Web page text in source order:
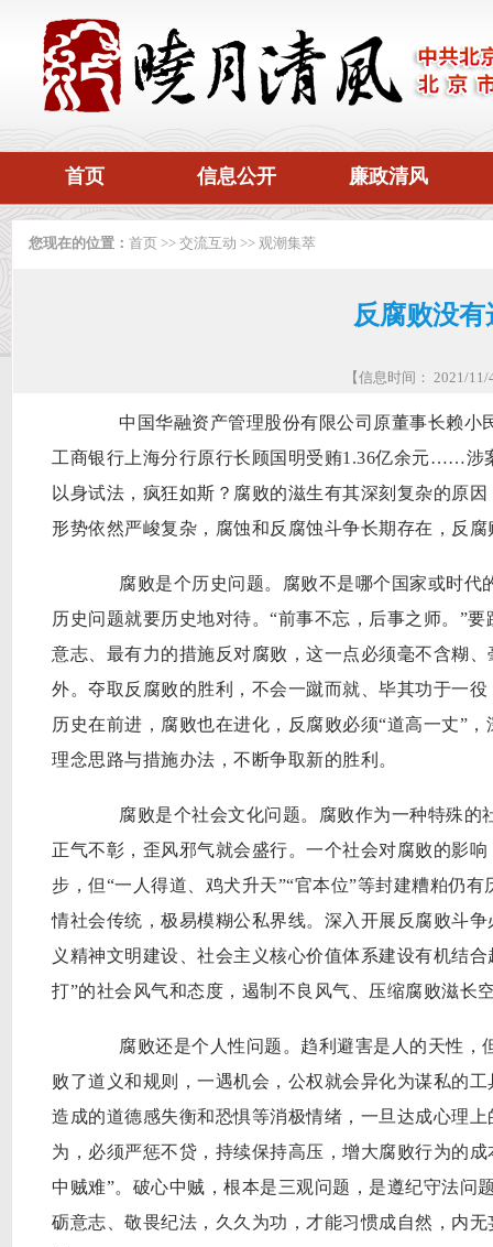
首页 信息公开 廉政清风
您现在的位置： 首页 >> 交流互动 >> 观潮集萃
反腐败没
【信息时间： 2021/
中国华融资产管理股份有限公司原董事长赖小
工商银行上海分行原行长顾国明受贿1.36亿余元……涉
以身试法，疯狂如斯？腐败的滋生有其深刻复杂的原
形势依然严峻复杂，腐蚀和反腐蚀斗争长期存在，反
腐败是个历史问题。腐败不是哪个国家或时代
历史问题就要历史地对待。“前事不忘，后事之师。”
意志、最有力的措施反对腐败，这一点必须毫不含糊
外。夺取反腐败的胜利，不会一蹴而就、毕其功于一
历史在前进，腐败也在进化，反腐败必须“道高一丈”
理念思路与措施办法，不断争取新的胜利。
腐败是个社会文化问题。腐败作为一种特殊的
正气不彰，歪风邪气就会盛行。一个社会对腐败的影
步，但“一人得道、鸡犬升天”“官本位”等封建糟粕仍
情社会传统，极易模糊公私界线。深入开展反腐败斗
义精神文明建设、社会主义核心价值体系建设有机结
打”的社会风气和态度，遏制不良风气、压缩腐败滋长
腐败还是个人性问题。趋利避害是人的天性，
败了道义和规则，一遇机会，公权就会异化为谋私的
造成的道德感失衡和恐惧等消极情绪，一旦达成心理
为，必须严惩不贷，持续保持高压，增大腐败行为的
中贼难”。破心中贼，根本是三观问题，是遵纪守法问
砺意志、敬畏纪法，久久为功，才能习惯成自然，内